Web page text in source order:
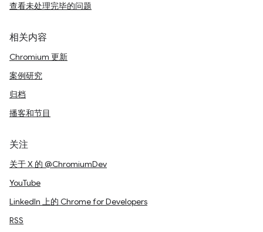
查看未处理完毕的问题
相关内容
Chromium 更新
案例研究
归档
播客和节目
关注
关于 X 的 @ChromiumDev
YouTube
LinkedIn 上的 Chrome for Developers
RSS